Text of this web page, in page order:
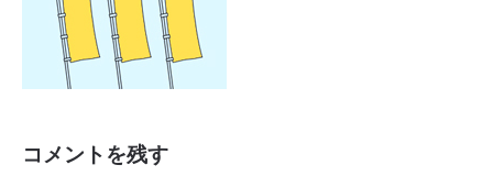
コメントを残す